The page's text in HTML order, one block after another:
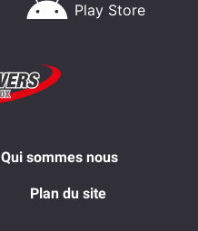
Play Store
Qui sommes nous
Plan du site